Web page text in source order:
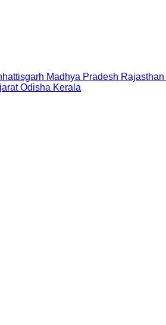
Madhya Pradesh Rajasthan
Odisha Kerala